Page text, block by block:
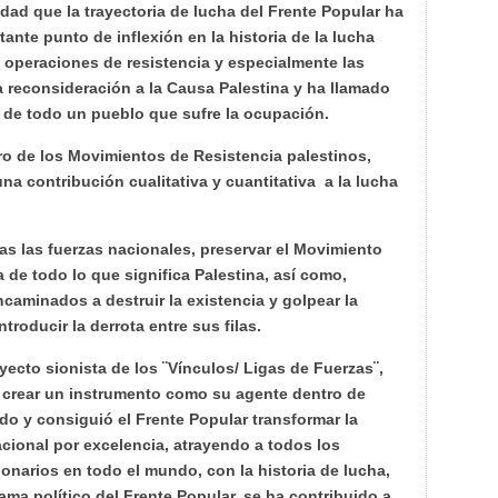
que la trayectoria de lucha del Frente Popular ha
punto de inflexión en la historia de la lucha
de resistencia y especialmente las
a la Causa Palestina y ha llamado
todo un pueblo que sufre la ocupación.
de los Movimientos de Resistencia palestinos,
contribución cualitativa y cuantitativa a la lucha
las fuerzas nacionales, preservar el Movimiento
todo lo que significa Palestina, así como,
a destruir la existencia y golpear la
la derrota entre sus filas.
sionista de los ¨Vínculos/ Ligas de Fuerzas¨,
un instrumento como su agente dentro de
y consiguió el Frente Popular transformar la
por excelencia, atrayendo a todos los
en todo el mundo, con la historia de lucha,